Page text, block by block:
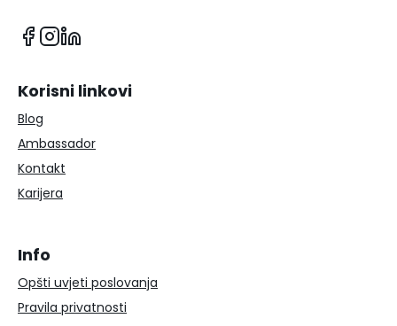
Korisni linkovi
Blog
Ambassador
Kontakt
Karijera
Info
Opšti uvjeti poslovanja
Pravila privatnosti